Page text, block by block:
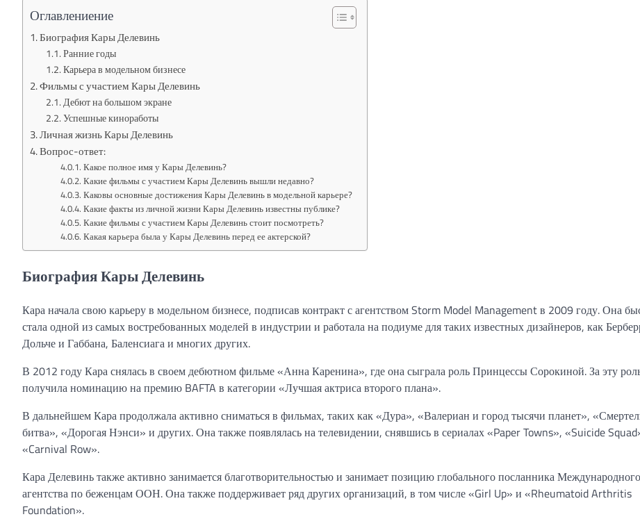
Оглавлениение
Биография Кары Делевинь
Ранние годы
Карьера в модельном бизнесе
Фильмы с участием Кары Делевинь
Дебют на большом экране
Успешные киноработы
Личная жизнь Кары Делевинь
Вопрос-ответ:
Какое полное имя у Кары Делевинь?
Какие фильмы с участием Кары Делевинь вышли недавно?
Каковы основные достижения Кары Делевинь в модельной карьере?
Какие факты из личной жизни Кары Делевинь известны публике?
Какие фильмы с участием Кары Делевинь стоит посмотреть?
Какая карьера была у Кары Делевинь перед ее актерской?
Биография Кары Делевинь
Кара начала свою карьеру в модельном бизнесе, подписав контракт с агентством Storm Model Management в 2009 году. Она
стала одной из самых востребованных моделей в индустрии и работала на подиуме для таких известных дизайнеров, как
Дольче и Габбана, Баленсиага и многих других.
В 2012 году Кара снялась в своем дебютном фильме «Анна Каренина», где она сыграла роль Принцессы Сорокиной. За эту
получила номинацию на премию BAFTA в категории «Лучшая актриса второго плана».
В дальнейшем Кара продолжала активно сниматься в фильмах, таких как «Дура», «Валериан и город тысячи планет»,
битва», «Дорогая Нэнси» и других. Она также появлялась на телевидении, снявшись в сериалах «Paper Towns», «Suicide
«Carnival Row».
Кара Делевинь также активно занимается благотворительностью и занимает позицию глобального посланника Международного
агентства по беженцам ООН. Она также поддерживает ряд других организаций, в том числе «Girl Up» и «Rheumatoid Arthritis
Foundation».